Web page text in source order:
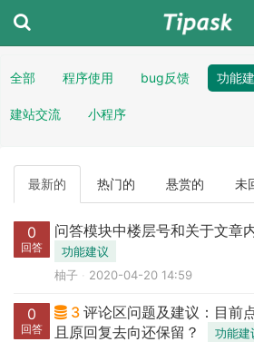
全部 程序使用 bug反馈 功能
建站交流 小程序
最新的 热门的 悬赏的 未
0
回答
问答模块中楼层号和关于文章
功能建议
柚子
2020-04-20 14:59
0
回答
3 评论区问题及建议：目前
且原回复去向还保留？
功能建